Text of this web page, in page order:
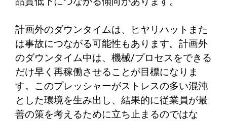
計画外のダウンタイムは、ヒヤリハットまた
は事故につながる可能性もあります。計画外
のダウンタイム中は、機械/プロセスをできる
だけ早く再稼働させることが目標になりま
す。このプレッシャーがストレスの多い混沌
とした環境を生み出し、結果的に従業員が最
善の策を考えるために立ち止まるのではな